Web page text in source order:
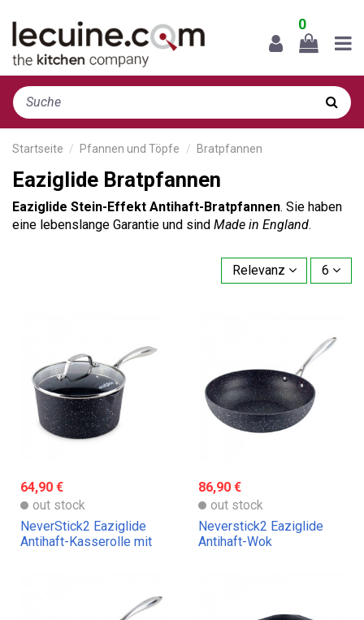
0
Startseite Pfannen und Töpfe Bratpfannen
Eaziglide Bratpfannen
Eaziglide Stein-Effekt Antihaft-Bratpfannen. Sie haben
eine lebenslange Garantie und sind Made in England.
Relevanz 6
64,90 €
out stock
NeverStick2 Eaziglide
Antihaft-Kasserolle mit
86,90 €
out stock
Neverstick2 Eaziglide
Antihaft-Wok